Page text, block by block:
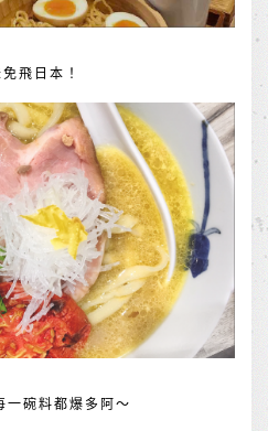
飛日本！
一碗料都爆多阿～